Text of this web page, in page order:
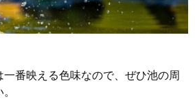
番映える色味なので、ぜひ池の周